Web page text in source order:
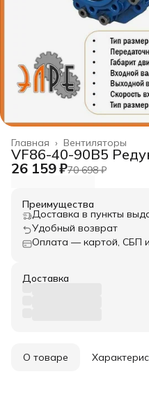
Вентиляторы
Главная ›
VF86-40-90B5
26 159 ₽70 698 ₽
Преимущества
Доставка в пункты
Удобный возврат
Оплата — картой, СБП
Доставка
О товаре